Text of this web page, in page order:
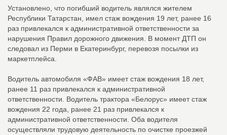
Установлено, что погибший водитель являлся жителем
Республики Татарстан, имел стаж вождения 19 лет, ранее 16
раз привлекался к административной ответственности за
нарушения Правил дорожного движения. В момент ДТП он
следовал из Перми в Екатеринбург, перевозя посылки из
маркетплейса.
Водитель автомобиля «ФАВ» имеет стаж вождения 18 лет,
ранее 11 раз привлекался к административной
ответственности. Водитель трактора «Белорус» имеет стаж
вождения 22 года, ранее 21 раз привлекался к
административной ответственности. Оба водителя
осуществляли трудовую деятельность по очистке проезжей